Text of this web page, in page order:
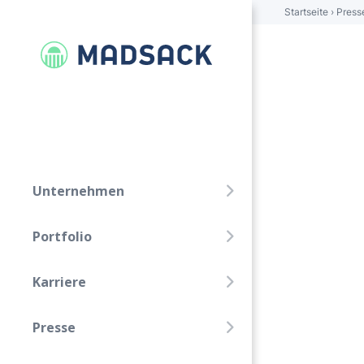
Unternehmen
Portfolio
Karriere
Presse
Startseite ›
Unternehmen